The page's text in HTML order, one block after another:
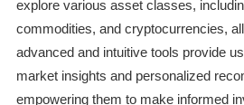
explore various asset classes,
commodities, and cryptocurrencies,
advanced and intuitive tools provide
market insights and personalized
empowering them to make informed